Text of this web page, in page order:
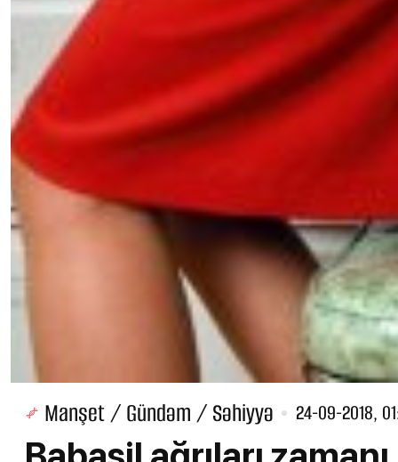
Manşet / Gündəm / Səhiyyə 24-09-2018,